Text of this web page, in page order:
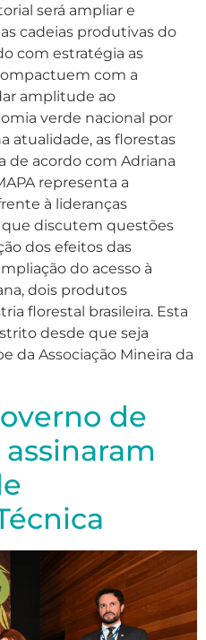
será ampliar e
cadeias produtivas do
com estratégia as
com a
amplitude ao
verde nacional por
atualidade, as florestas
de acordo com Adriana
representa a
à lideranças
discutem questões
dos efeitos das
do acesso à
dois produtos
florestal brasileira. Esta
desde que seja
da Associação Mineira da
de